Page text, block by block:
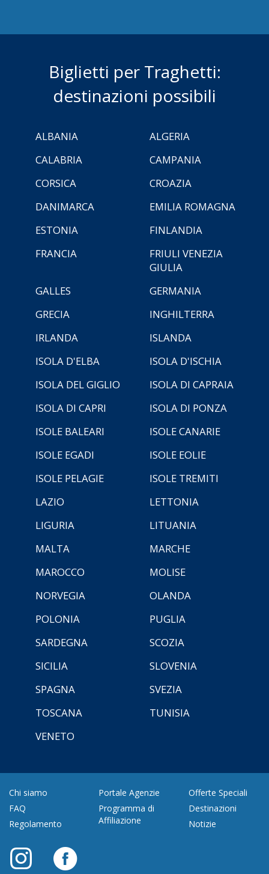
Biglietti per Traghetti:
destinazioni possibili
ALBANIA
ALGERIA
CALABRIA
CAMPANIA
CORSICA
CROAZIA
DANIMARCA
EMILIA ROMAGNA
ESTONIA
FINLANDIA
FRANCIA
FRIULI VENEZIA
GIULIA
GALLES
GERMANIA
GRECIA
INGHILTERRA
IRLANDA
ISLANDA
ISOLA D'ELBA
ISOLA D'ISCHIA
ISOLA DEL GIGLIO
ISOLA DI CAPRAIA
ISOLA DI CAPRI
ISOLA DI PONZA
ISOLE BALEARI
ISOLE CANARIE
ISOLE EGADI
ISOLE EOLIE
ISOLE PELAGIE
ISOLE TREMITI
LAZIO
LETTONIA
LIGURIA
LITUANIA
MALTA
MARCHE
MAROCCO
MOLISE
NORVEGIA
OLANDA
POLONIA
PUGLIA
SARDEGNA
SCOZIA
SICILIA
SLOVENIA
SPAGNA
SVEZIA
TOSCANA
TUNISIA
VENETO
Chi siamo
FAQ
Regolamento
Portale Agenzie
Programma di
Affiliazione
Offerte Speciali
Destinazioni
Notizie